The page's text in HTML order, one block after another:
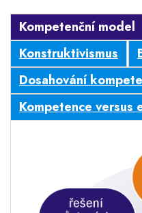
Kompetenční model
Konstruktivismus
Dosahování
Kompetence versus